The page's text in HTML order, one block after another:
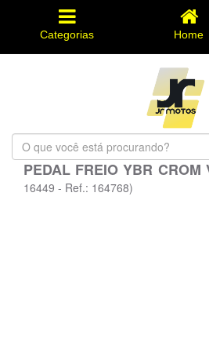
Categorias Home
O
que
você
está
PEDAL FREIO YBR CROM
16449 - Ref.: 164768)